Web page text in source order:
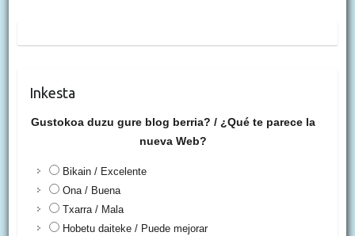
Inkesta
Gustokoa duzu gure blog berria? / ¿Qué te parece la
nueva Web?
Bikain / Excelente
Ona / Buena
Txarra / Mala
Hobetu daiteke / Puede mejorar